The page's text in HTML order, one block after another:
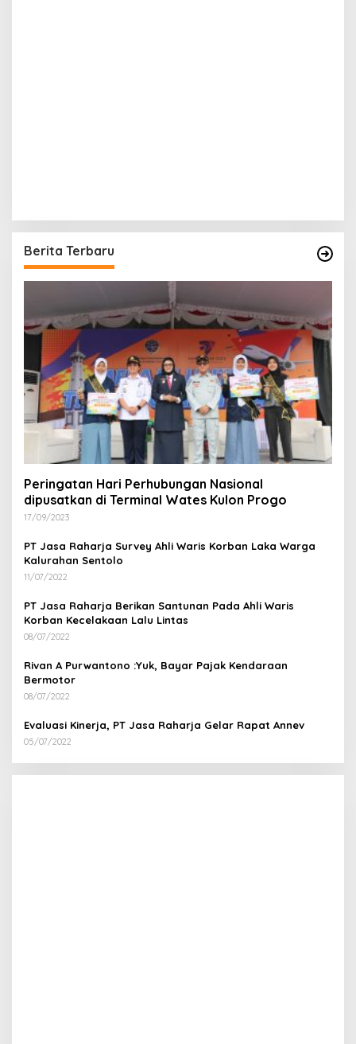
Berita Terbaru
Peringatan Hari Perhubungan Nasional
dipusatkan di Terminal Wates Kulon Progo
17/09/2023
PT Jasa Raharja Survey Ahli Waris Korban Laka Warga
Kalurahan Sentolo
11/07/2022
PT Jasa Raharja Berikan Santunan Pada Ahli Waris
Korban Kecelakaan Lalu Lintas
08/07/2022
Rivan A Purwantono :Yuk, Bayar Pajak Kendaraan
Bermotor
08/07/2022
Evaluasi Kinerja, PT Jasa Raharja Gelar Rapat Annev
05/07/2022